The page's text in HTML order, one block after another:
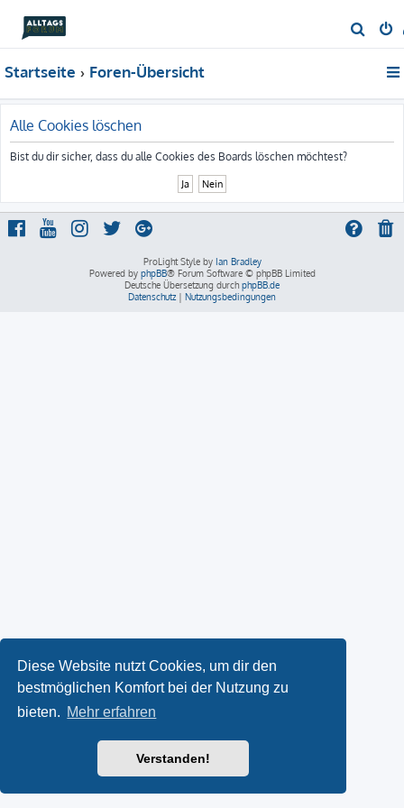
Diese Website nutzt Cookies, um dir den
bestmöglichen Komfort bei der Nutzung zu
bieten. Mehr erfahren
Verstanden!
u
Startseite Foren-Übersicht
Alle Cookies löschen
Bist du dir sicher, dass du alle Cookies des Boards löschen möchtest?
ProLight Style by Ian Bradley
Powered by phpBB® Forum Software © phpBB Limited
Deutsche Übersetzung durch phpBB.de
Datenschutz | Nutzungsbedingungen